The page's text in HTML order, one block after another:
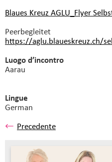
Blaues Kreuz AGLU_Flyer
Peerbegleitet
https://aglu.blaueskreuz.ch/
Luogo d’incontro
Aarau
Lingue
German
Precedente